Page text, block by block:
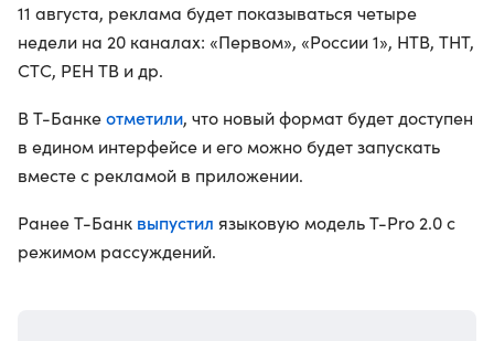
11 августа, реклама будет показываться четыре
недели на 20 каналах: «Первом», «России 1», НТВ, ТНТ,
СТС, РЕН ТВ и др.
В Т⁠-⁠Банкеотметили, что новый формат будет доступен
в едином интерфейсе и его можно будет запускать
вместе с рекламой в приложении.
Ранее Т-Банк выпустил языковую модель T-Pro 2.0 с
режимом рассуждений.